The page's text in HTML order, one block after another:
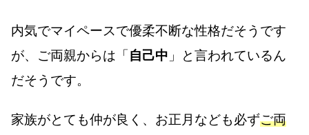
内気でマイペースで優柔不断な性格だそうです
が、ご両親からは「 自己中 」と言われているん
だそうです。
家族がとても仲が良く、お正月なども必ずご両